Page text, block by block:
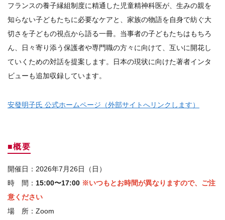
フランスの養子縁組制度に精通した児童精神科医が、生みの親を
知らない子どもたちに必要なケアと、家族の物語を自身で紡ぐ大
切さを子どもの視点から語る一冊。当事者の子どもたちはもちろ
ん、日々寄り添う保護者や専門職の方々に向けて、互いに開花し
ていくための対話を提案します。日本の現状に向けた著者インタ
ビューも追加収録しています。
安發明子氏 公式ホームページ（外部サイトへリンクします）
■概要
開催日：2026年7月26日（日）
時 間： 15:00〜17:00 ※いつもとお時間が異なりますので、ご注
意ください
場 所：Zoom